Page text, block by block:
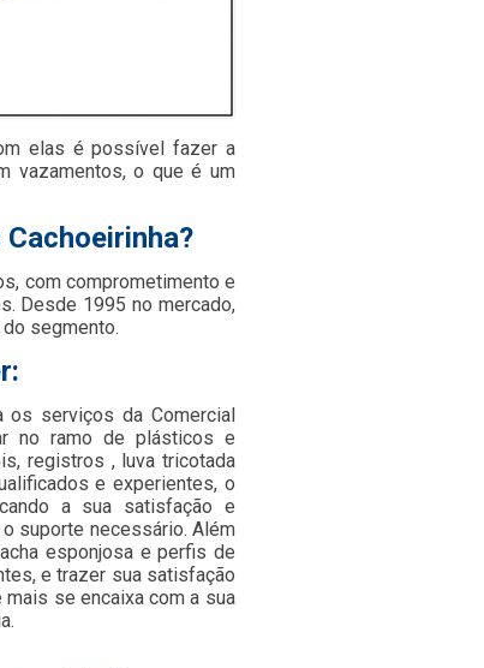
elas é possível fazer a
vazamentos, o que é um
com comprometimento e
Desde 1995 no mercado,
segmento.
os serviços da Comercial
no ramo de plásticos e
registros , luva tricotada
e experientes, o
a sua satisfação e
suporte necessário. Além
esponjosa e perfis de
e trazer sua satisfação
se encaixa com a sua